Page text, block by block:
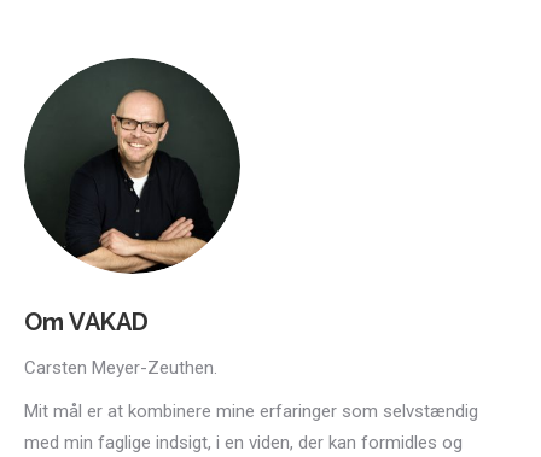
Om VAKAD
Carsten Meyer-Zeuthen.
Mit mål er at kombinere mine erfaringer som selvstændig
med min faglige indsigt, i en viden, der kan formidles og